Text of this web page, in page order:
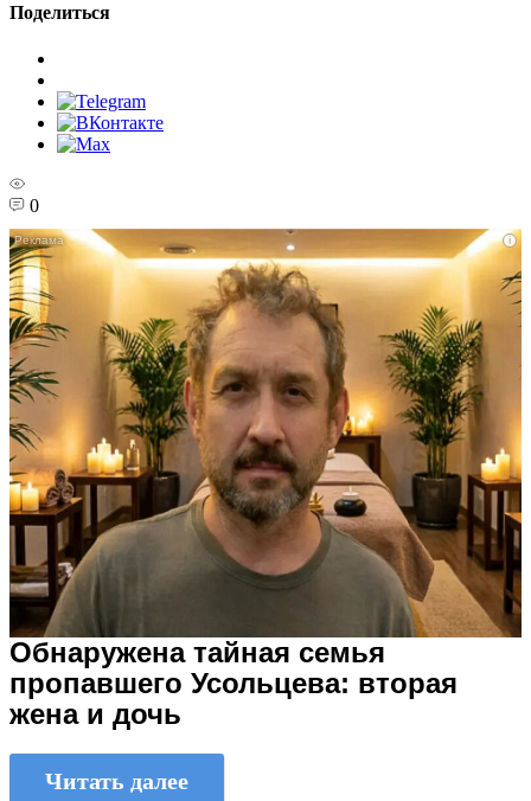
Поделиться
0
i
Обнаружена тайная семья
пропавшего Усольцева: вторая
жена и дочь
Читать далее